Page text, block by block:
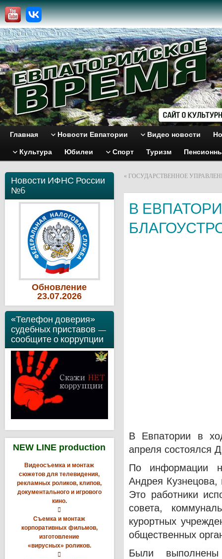
Главная Новости Евпатории Видео новости
Культура Юбилеи Спорт Туризм
Новости ИФНС России
№6
Обновление
23.07.2026
«Телефон доверия»
судебных приставов —
сообщите о коррупции
NEW LINE production
Видеосъемка и монтаж
сюжетов для телевидения,
рекламных роликов, клипов,
документального и игрового
кино.

Съемка и монтаж
корпоративных фильмов,
изготовление
«вирусных» роликов.

« ГОСУДАРСТВЕННОЕ
В
В Евпатории в
апреля состоялся
По информации
Андрея Кузнецова,
Это работники
совета,
курортных
общественных
Были выполнены